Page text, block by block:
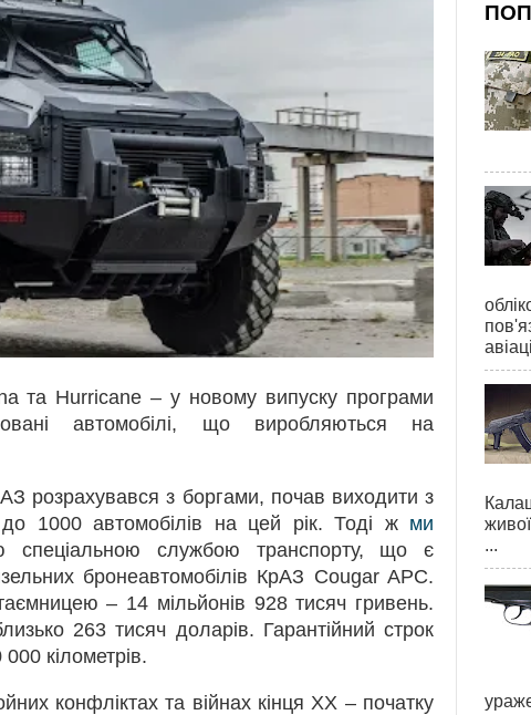
та Hurricane – у новому випуску програми
автомобілі, що виробляються на
розрахувався з боргами, почав виходити з
1000 автомобілів на цей рік. Тоді ж ми
службою транспорту, що є
бронеавтомобілів КрАЗ Cougar APC.
– 14 мільйонів 928 тисяч гривень.
263 тисяч доларів. Гарантійний строк
кілометрів.
конфліктах та війнах кінця ХХ – початку
...